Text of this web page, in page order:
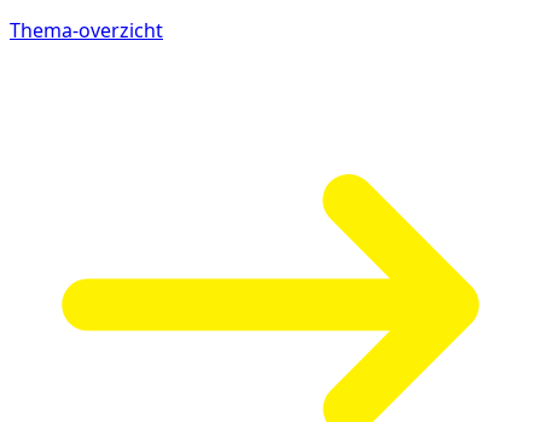
Thema-overzicht